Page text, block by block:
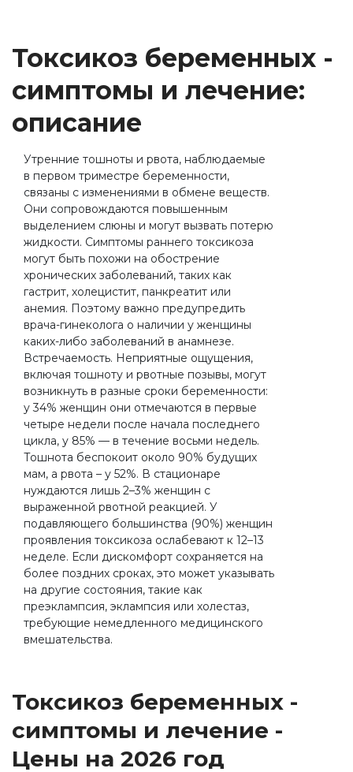
Токсикоз беременных -
симптомы и лечение:
описание
Утренние тошноты и рвота, наблюдаемые
в первом триместре беременности,
связаны с изменениями в обмене веществ.
Они сопровождаются повышенным
выделением слюны и могут вызвать потерю
жидкости. Симптомы раннего токсикоза
могут быть похожи на обострение
хронических заболеваний, таких как
гастрит, холецистит, панкреатит или
анемия. Поэтому важно предупредить
врача-гинеколога о наличии у женщины
каких-либо заболеваний в анамнезе.
Встречаемость. Неприятные ощущения,
включая тошноту и рвотные позывы, могут
возникнуть в разные сроки беременности:
у 34% женщин они отмечаются в первые
четыре недели после начала последнего
цикла, у 85% — в течение восьми недель.
Тошнота беспокоит около 90% будущих
мам, а рвота – у 52%. В стационаре
нуждаются лишь 2–3% женщин с
выраженной рвотной реакцией. У
подавляющего большинства (90%) женщин
проявления токсикоза ослабевают к 12–13
неделе. Если дискомфорт сохраняется на
более поздних сроках, это может указывать
на другие состояния, такие как
преэклампсия, эклампсия или холестаз,
требующие немедленного медицинского
вмешательства.
Токсикоз беременных -
симптомы и лечение -
Цены на 2026 год